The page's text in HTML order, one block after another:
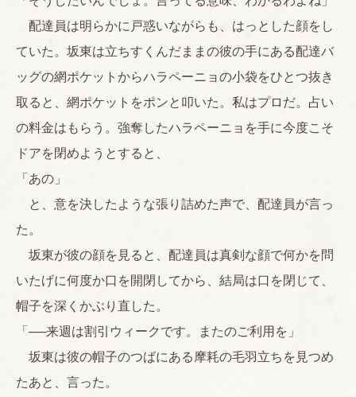
配達員は明らかに戸惑いながらも、はっとした顔をし
ていた。坂東は立ちすくんだままの彼の手にある配達バ
ッグの網ポケットからハラペーニョの小袋をひとつ抜き
取ると、網ポケットをポンと叩いた。私はプロだ。占い
の料金はもらう。強奪したハラペーニョを手に今度こそ
ドアを閉めようとすると、
「あの」
と、意を決したような張り詰めた声で、配達員が言っ
た。
坂東が彼の顔を見ると、配達員は真剣な顔で何かを問
いたげに何度か口を開閉してから、結局は口を閉じて、
帽子を深くかぶり直した。
「──来週は割引ウィークです。またのご利用を」
坂東は彼の帽子のつばにある摩耗の毛羽立ちを見つめ
たあと、言った。